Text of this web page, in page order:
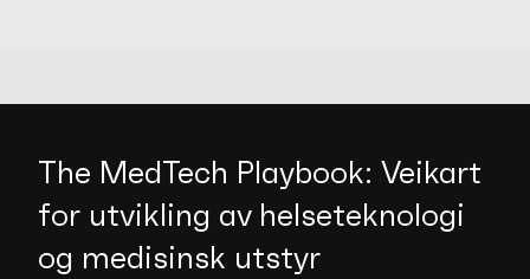
The MedTech Playbook: Veikart
for utvikling av helseteknologi
og medisinsk utstyr